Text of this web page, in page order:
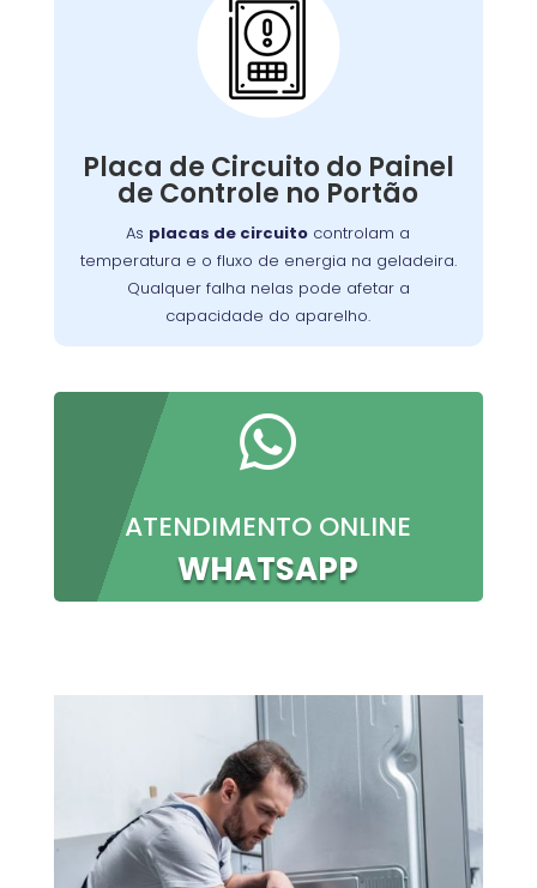
Placa de Circuito do Painel
de Controle no Portão
As placas de circuito controlam a
temperatura e o fluxo de energia na geladeira.
Qualquer falha nelas pode afetar a
capacidade do aparelho.
Problemas com a
Placa de Circuito do
Painel de Controle:
Qualquer falha nelas pode afetar a
capacidade do aparelho
de manter a
temperatura ideal.
Nossa equipe está
equipada para diagnosticar e reparar
problemas relacionados à placa de
circuito
, garantindo que sua geladeira
funcione perfeitamente.

ATENDIMENTO ONLINE
WHATSAPP